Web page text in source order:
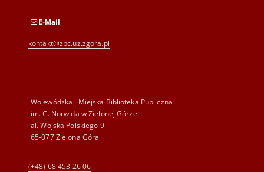
E-Mail
kontakt@zbc.uz.zgora.pl
Wojewódzka i Miejska Biblioteka Publiczna
im. C. Norwida w Zielonej Górze
al. Wojska Polskiego 9
65-077 Zielona Góra
(+48) 68 453 26 06